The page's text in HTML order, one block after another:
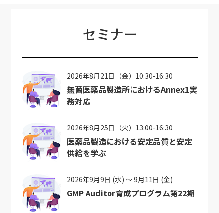
セミナー
2026年8月21日（金）10:30-16:30
無菌医薬品製造所におけるAnnex1実
務対応
2026年8月25日（火）13:00-16:30
医薬品製造における安定品質と安定
供給を学ぶ
2026年9月9日 (水) ～ 9月11日 (金)
GMP Auditor育成プログラム第22期